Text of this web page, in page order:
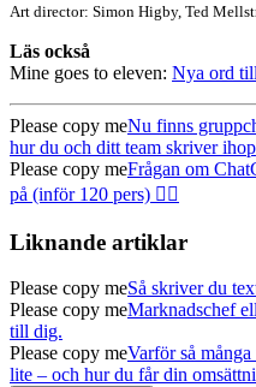
Art director: Simon Higby, Ted
Läs också
Mine goes to eleven: Nya ord
Please copy meNu finns
hur du och ditt team skriver ihop
Please copy meFrågan om
på (inför 120 pers) 🤦‍♂️
Liknande artiklar
Please copy meSå skriver du
Please copy meMarknadschef
till dig.
Please copy meVarför så
lite – och hur du får din